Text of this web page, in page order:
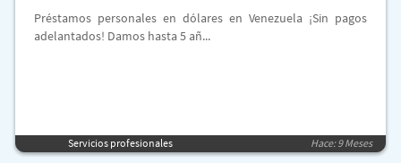
Préstamos personales en dólares en Venezuela ¡Sin pagos
adelantados! Damos hasta 5 añ...
Servicios profesionales Hace: 9 Meses